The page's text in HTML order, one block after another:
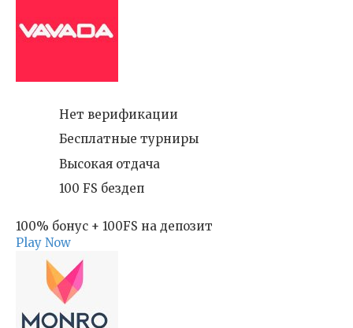
Нет верификации
Бесплатные турниры
Высокая отдача
100 FS бездеп
100% бонус + 100FS на депозит
Play Now